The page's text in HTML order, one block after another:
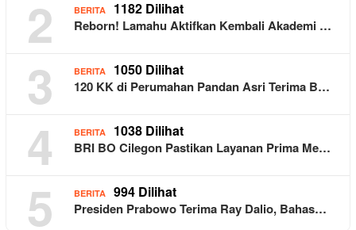
2 BERITA 1182 Dilihat
Reborn! Lamahu Aktifkan Kembali Akademi …
3 BERITA 1050 Dilihat
120 KK di Perumahan Pandan Asri Terima B…
4 BERITA 1038 Dilihat
BRI BO Cilegon Pastikan Layanan Prima Me…
5 BERITA 994 Dilihat
Presiden Prabowo Terima Ray Dalio, Bahas…